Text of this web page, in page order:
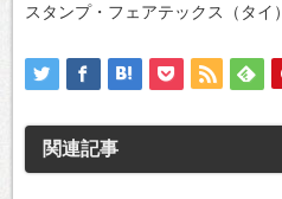
スタンプ・フェアテックス（タイ）
関連記事